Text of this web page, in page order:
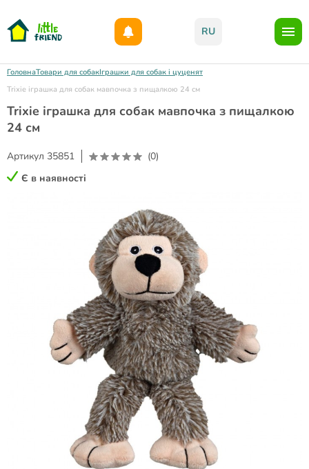
RU
ГоловнаТовари для собакІграшки для собак і цуценят
Trixie іграшка для собак мавпочка з пищалкою 24 см
Trixie іграшка для собак мавпочка з пищалкою
24 см
Артикул 35851
(0)
Є в наявності